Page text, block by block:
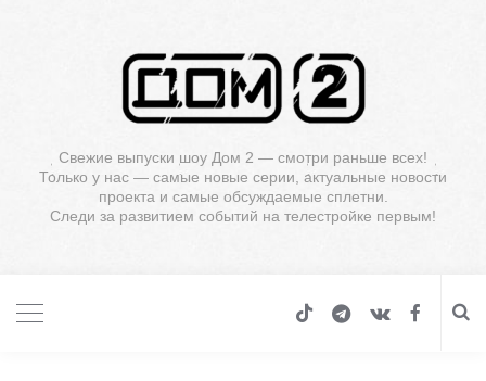
Свежие выпуски шоу Дом 2 — смотри раньше всех!
Только у нас — самые новые серии, актуальные новости
проекта и самые обсуждаемые сплетни.
Следи за развитием событий на телестройке первым!